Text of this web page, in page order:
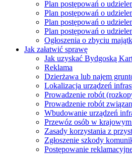
Plan postępowań o
Plan postępowań o
Plan postępowań o
Plan postępowań o
Ogłoszenia o zbyciu
Jak załatwić sprawę
Jak uzyskać Bydgoską
Reklama
Dzierżawa lub najem
Lokalizacja urządzeń
Prowadzenie robót
Prowadzenie robót
Wbudowanie urządzeń
Przewóz osób w
Zasady korzystania z
Zgłoszenie szkody
Postępowanie